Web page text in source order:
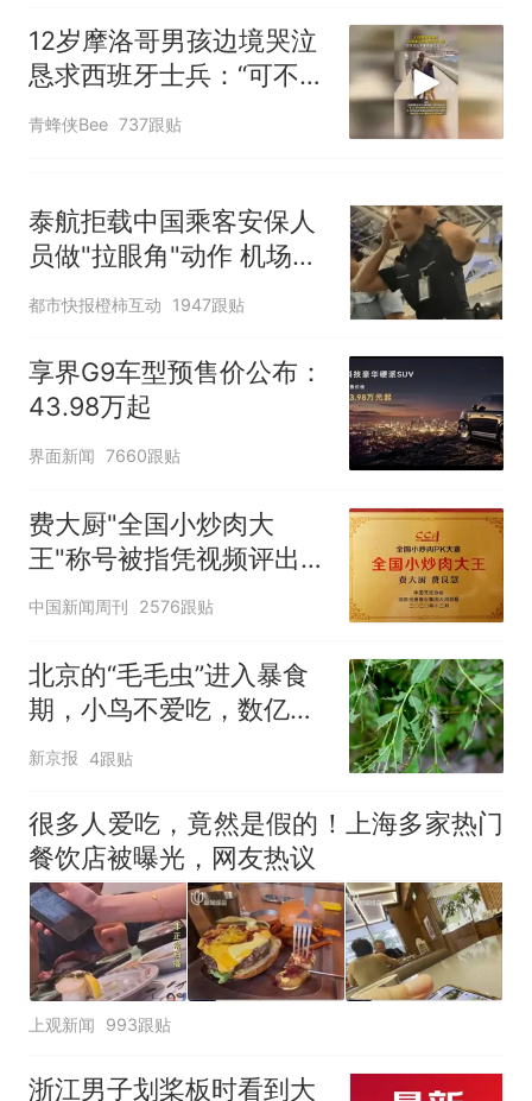
12岁摩洛哥男孩边境哭泣
恳求西班牙士兵：“可不可
以不要把我遣返回国”
青蜂侠Bee 737跟贴
泰航拒载中国乘客安保人
员做"拉眼角"动作 机场再
回应
都市快报橙柿互动 1947跟贴
享界G9车型预售价公布：
43.98万起
界面新闻 7660跟贴
费大厨"全国小炒肉大
王"称号被指凭视频评出
官方回应
中国新闻周刊 2576跟贴
北京的“毛毛虫”进入暴食
期，小鸟不爱吃，数亿头
小蜂迎战
新京报 4跟贴
很多人爱吃，竟然是假的！上海多家热门
餐饮店被曝光，网友热议
上观新闻 993跟贴
浙江男子划桨板时看到大